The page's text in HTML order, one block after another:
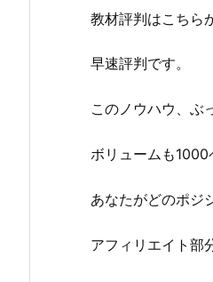
教材評判はこちら
早速評判です。
このノウハウ、ぶ
ボリュームも1000
あなたがどのポジ
アフィリエイト部